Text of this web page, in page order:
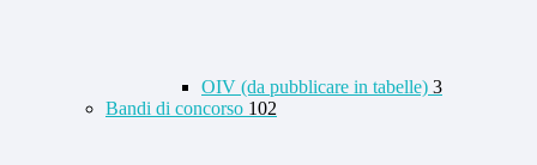
OIV (da pubblicare in tabelle) 3
Bandi di concorso 102